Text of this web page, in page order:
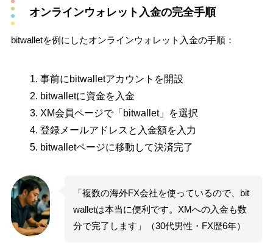
オンラインウォレット入金の完全手順
bitwalletを例にしたオンラインウォレット入金の手順：
事前にbitwalletアカウントを開設
bitwalletに資金を入金
XM会員ページで「bitwallet」を選択
登録メールアドレスと入金額を入力
bitwalletページに移動して決済完了
「複数の海外FX会社を使っているので、bit
walletは本当に便利です。XMへの入金も数
分で完了します」（30代男性・FX歴6年）